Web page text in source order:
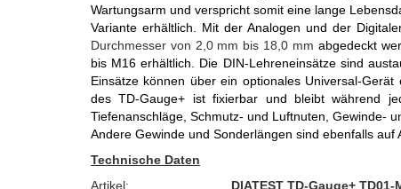
Wartungsarm und verspricht somit eine lange
Variante erhältlich. Mit der Analogen und der
Durchmesser von 2,0 mm bis 18,0 mm abgedeckt
bis M16 erhältlich. Die DIN-Lehreneinsätze sind
Einsätze können über ein optionales Universal-
des TD-Gauge+ ist fixierbar und bleibt während
Tiefenanschläge, Schmutz- und Luftnuten, Gewinde-
Andere Gewinde und Sonderlängen sind ebenfalls auf
Technische Daten
Artikel:
DIATEST TD-Gauge+ TD01-